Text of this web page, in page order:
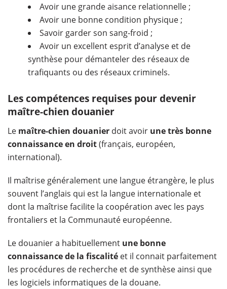
Avoir une grande aisance relationnelle ;
Avoir une bonne condition physique ;
Savoir garder son sang-froid ;
Avoir un excellent esprit d’analyse et de
synthèse pour démanteler des réseaux de
trafiquants ou des réseaux criminels.
Les compétences requises pour devenir
maître-chien douanier
Le maître-chien douanier doit avoir une très bonne
connaissance en droit(français, européen,
international).
Il maîtrise généralement une langue étrangère, le plus
souvent l’anglais qui est la langue internationale et
dont la maîtrise facilite la coopération avec les pays
frontaliers et la Communauté européenne.
Le douanier a habituellement une bonne
connaissance de la fiscalité et il connait parfaitement
les procédures de recherche et de synthèse ainsi que
les logiciels informatiques de la douane.